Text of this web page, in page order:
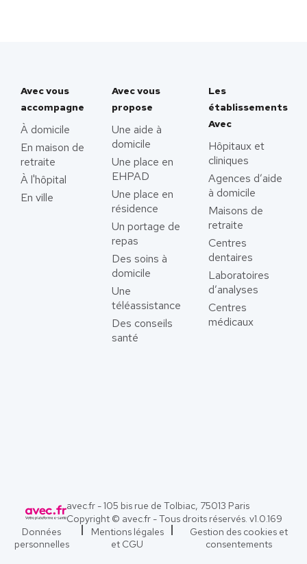
Avec vous
accompagne
À domicile
En maison de
retraite
À l'hôpital
En ville
Avec vous
propose
Une aide à
domicile
Une place en
EHPAD
Une place en
résidence
Un portage de
repas
Des soins à
domicile
Une
téléassistance
Des conseils
santé
Les
établissements
Avec
Hôpitaux et
cliniques
Agences d’aide
à domicile
Maisons de
retraite
Centres
dentaires
Laboratoires
d’analyses
Centres
médicaux
avec.fr - 105 bis rue de Tolbiac, 75013 Paris
Copyright © avec.fr - Tous droits réservés. v1.0.169
Données
personnelles
Mentions légales
et CGU
Gestion des cookies et
consentements